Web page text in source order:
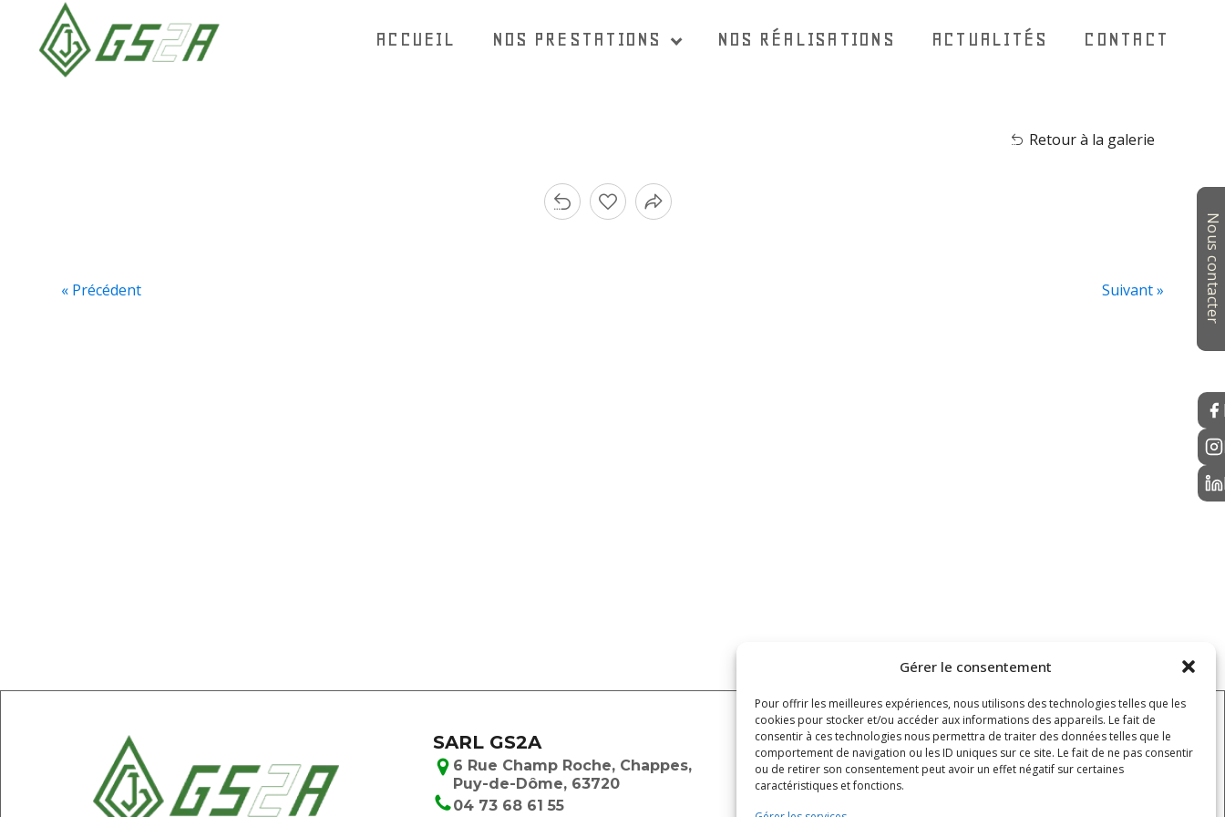
Gérer le consentement
Pour offrir les meilleures expériences, nous utilisons des technologies telles que les
cookies pour stocker et/ou accéder aux informations des appareils. Le fait de
consentir à ces technologies nous permettra de traiter des données telles que le
comportement de navigation ou les ID uniques sur ce site. Le fait de ne pas consentir
ou de retirer son consentement peut avoir un effet négatif sur certaines
caractéristiques et fonctions.
ACCUEIL NOS PRESTATIONS NOS RÉALISATIONS ACTUALITÉS CONTACT
Retour à la galerie
« Précédent Suivant »
SARL GS2A
6 Rue Champ Roche, Chappes,
Puy-de-Dôme, 63720
04 73 68 61 55
HORAIRES
Lundi - jeudi : 8h - 12h / 12h30 - 16h30
Vendredi : 8h - 12h / 12h30 - 15h30
Nous contacter